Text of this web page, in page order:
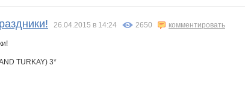
26.04.2015 в 14:24 2650 комментировать
TURKAY) 3*